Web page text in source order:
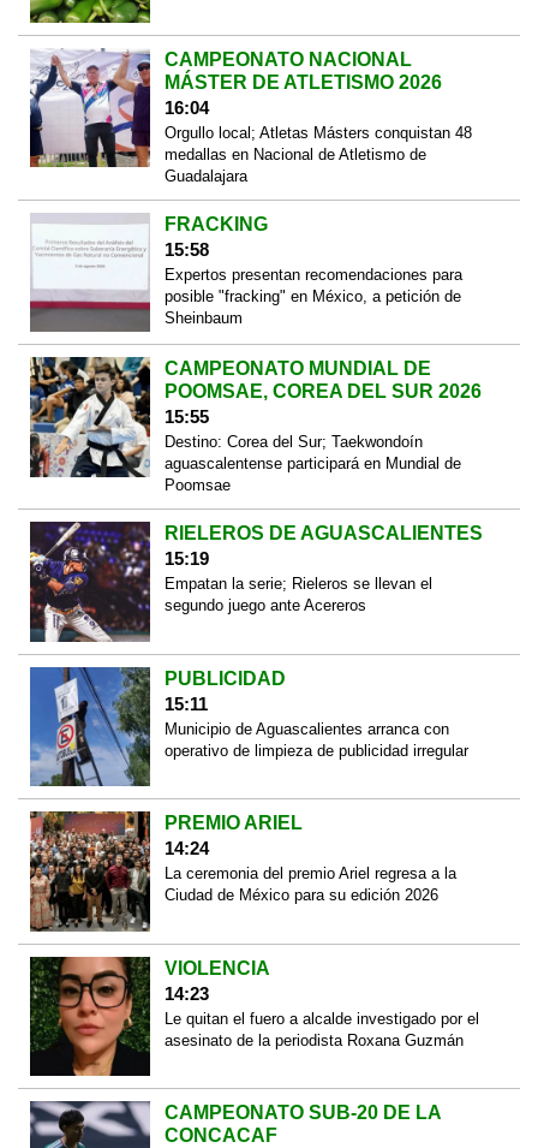
CAMPEONATO NACIONAL
MÁSTER DE ATLETISMO 2026
16:04
Orgullo local; Atletas Másters conquistan 48
medallas en Nacional de Atletismo de
Guadalajara
FRACKING
15:58
Expertos presentan recomendaciones para
posible "fracking" en México, a petición de
Sheinbaum
CAMPEONATO MUNDIAL DE
POOMSAE, COREA DEL SUR 2026
15:55
Destino: Corea del Sur; Taekwondoín
aguascalentense participará en Mundial de
Poomsae
RIELEROS DE AGUASCALIENTES
15:19
Empatan la serie; Rieleros se llevan el
segundo juego ante Acereros
PUBLICIDAD
15:11
Municipio de Aguascalientes arranca con
operativo de limpieza de publicidad irregular
PREMIO ARIEL
14:24
La ceremonia del premio Ariel regresa a la
Ciudad de México para su edición 2026
VIOLENCIA
14:23
Le quitan el fuero a alcalde investigado por el
asesinato de la periodista Roxana Guzmán
CAMPEONATO SUB-20 DE LA
CONCACAF